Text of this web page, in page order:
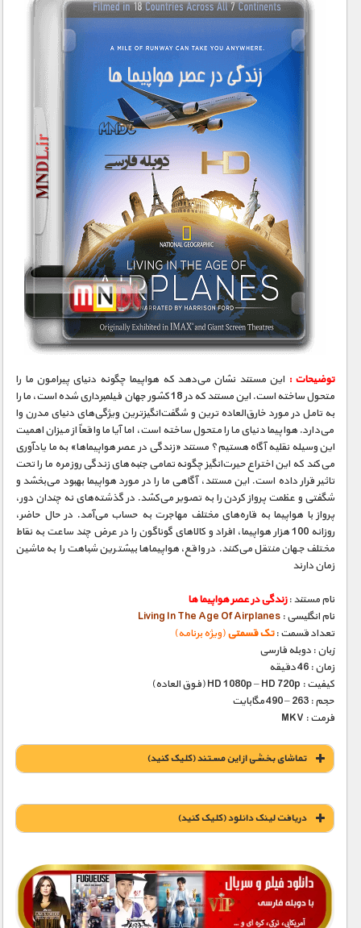
سازه/ معماری/ مهندسی
سرگرمی
شناخت کودکان
علم و فناوری
فرهنگ / هنر
کیهان / نجوم
گردشگری
ماورایی
مسابقات / ورزشی
مستند های اختصاصی
توضیحات : این مستند نشان می‌دهد که هواپیما چگونه دنیای پیرامون ما را
متحول ساخته است. این مستند که در 18 کشور جهان فیلمبرداری شده است، ما را
به تامل در مورد خارق‌العاده ترین و شگفت‌انگیزترین ویژگی‌های دنیای مدرن وا
می‌‎دارد. هواپیما دنیای ما را متحول ساخته است، اما آیا ما واقعاً از میزان اهمیت
این وسیله نقلیه آگاه هستیم؟ مستند «زندگی در عصر هواپیماها» به ما یادآوری
می‌کند که این اختراع حیرت‌انگیز چگونه تمامی جنبه‌های زندگی روزمره ما را تحت
تاثیر قرار داده است. این مستند، آگاهی ما را در مورد هواپیما بهبود می‌بخشد و
شگفتی‌ و عظمت پرواز کردن را به تصویر می‌کشد. در گذشته‌های نه چندان دور،
پرواز با هواپیما به قاره‌های مختلف مهاجرت به حساب می‌آمد. در حال حاضر،
روزانه 100 هزار هواپیما، افراد و کالاهای گوناگون را در عرض چند ساعت به نقاط
مختلف جهان منتقل می‌کنند. در واقع، هواپیماها بیشترین شباهت را به ماشین
زمان دارند
نام مستند :زندگی در عصر هواپیما ها
نام انگلیسی : Living In The Age Of Airplanes
تعداد قسمت :تک قسمتی(ویژه برنامه)
زبان : دوبله فارسی
زمان : 46 دقیقه
کیفیت : HD 1080p – HD 720p (فوق العاده)
حجم : 263 – 490 مگابایت
فرمت : MKV
تماشای بخشی از این مستند (کلیک کنید)
دریافت لينک دانلود (کليک کنيد)
1900 تومان – خريد لينک دانلود (افزودن به سبد خريد)